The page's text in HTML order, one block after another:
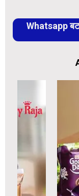
Whatsapp